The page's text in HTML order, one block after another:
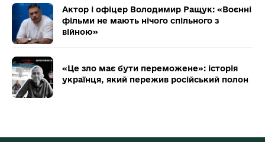
Актор і офіцер Володимир Ращук: «Воєнні
фільми не мають нічого спільного з
війною»
«Це зло має бути переможене»: історія
українця, який пережив російський полон